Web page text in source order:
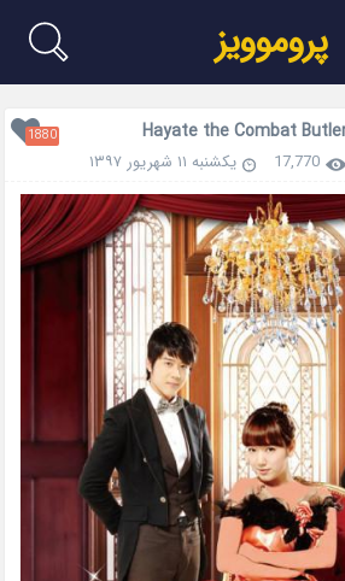
پروموویز
1880
17,770 یکشنبه ۱۱ شهریور ۱۳۹۷